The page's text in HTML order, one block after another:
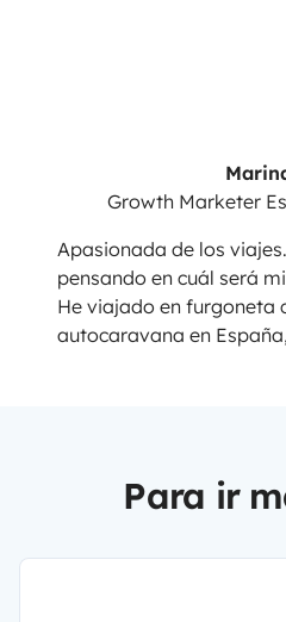
Growth Marketer
Apasionada de los
pensando en cuál será
He viajado en furgoneta
autocaravana en
Para ir